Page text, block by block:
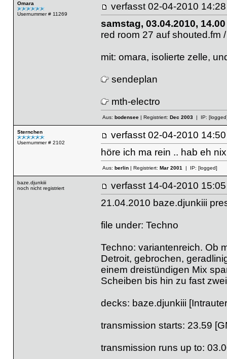
Omara
Usernummer # 11269
verfasst 02-04-2010
samstag, 03.04.2010,
red room 27 auf shouted.fm
mit: omara, isolierte zelle,
sendeplan
mth-electro
Aus: bodensee| Registriert: Dec 2003| IP:
Sternchen
Usernummer # 2102
verfasst 02-04-2010
höre ich ma rein .. hab eh
Aus: berlin| Registriert: Mar 2001| IP: [logged]
baze.djunkiii
noch nicht registriert
verfasst 14-04-2010
21.04.2010 baze.djunkiii
file under: Techno
Techno: variantenreich. Ob
Detroit, gebrochen,
einem dreistündigen Mix
Scheiben bis hin zu fast
decks: baze.djunkiii
transmission starts: 23.59
transmission runs up to: